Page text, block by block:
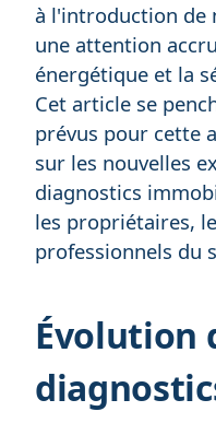
à l'introduction de
une attention
énergétique et la
Cet article se
prévus pour cette
sur les nouvelles
diagnostics
les propriétaires,
professionnels du
Évolution